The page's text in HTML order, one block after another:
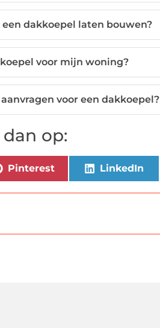
dakkoepel laten bouwen?
voor mijn woning?
voor een dakkoepel?
op:
Pinterest LinkedIn